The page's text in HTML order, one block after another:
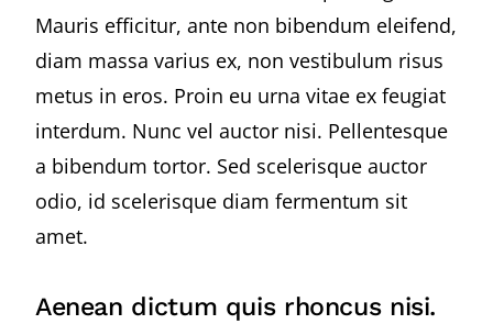
Mauris efficitur, ante non bibendum eleifend,
diam massa varius ex, non vestibulum risus
metus in eros. Proin eu urna vitae ex feugiat
interdum. Nunc vel auctor nisi. Pellentesque
a bibendum tortor. Sed scelerisque auctor
odio, id scelerisque diam fermentum sit
amet.
Aenean dictum quis rhoncus nisi.